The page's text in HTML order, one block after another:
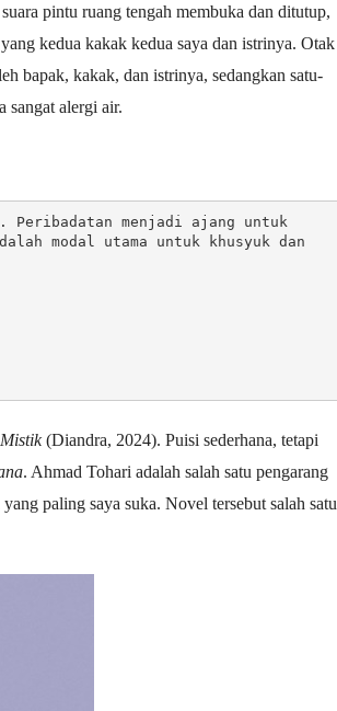
pintu ruang tengah membuka dan ditutup,
kedua kakak kedua saya dan istrinya. Otak
bapak, kakak, dan istrinya, sedangkan satu-
sangat alergi air.
Peribadatan menjadi ajang untuk
modal utama untuk khusyuk dan
(Diandra, 2024). Puisi sederhana, tetapi
. Ahmad Tohari adalah salah satu pengarang
paling saya suka. Novel tersebut salah satu